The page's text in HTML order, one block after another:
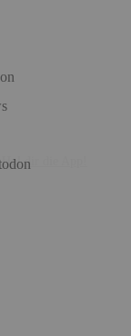
Hol dir die App!